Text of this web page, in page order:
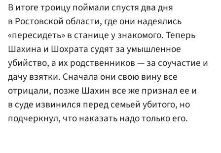
В итоге троицу поймали спустя два дня
в Ростовской области, где они надеялись
«пересидеть» в станице у знакомого. Теперь
Шахина и Шохрата судят за умышленное
убийство, а их родственников — за соучастие и
дачу взятки. Сначала они свою вину все
отрицали, позже Шахин все же признал ее и
в суде извинился перед семьей убитого, но
подчеркнул, что наказать надо только его.